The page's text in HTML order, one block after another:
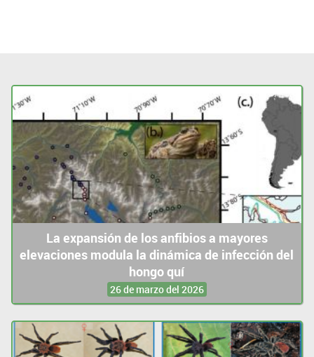
La expansión de los anfibios a mayores
elevaciones modula la dinámica de infección del
hongo quí
26 de marzo del 2026